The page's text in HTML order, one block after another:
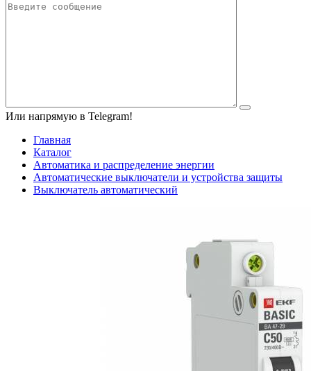
Или напрямую в Telegram!
Главная
Каталог
Автоматика и распределение энергии
Автоматические выключатели и устройства защиты
Выключатель автоматический